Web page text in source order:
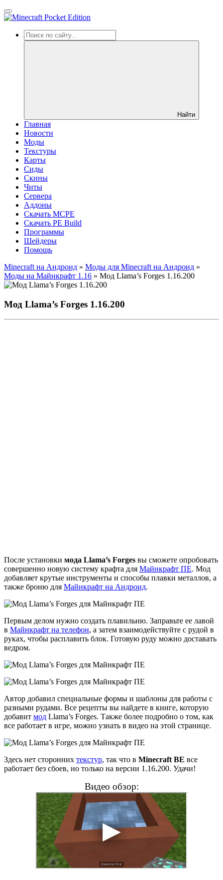
Найти
Главная
Новости
Моды
Текстуры
Карты
Сиды
Cкины
Читы
Сервера
Аддоны
Скачать MCPE
Скачать PE Build
Программы
Шейдеры
Помощь
Minecraft на Андроид » Моды для Minecraft на Андроид »
Моды на Майнкрафт 1.16 » Мод Llama’s Forges 1.16.200
Мод Llama’s Forges 1.16.200
После установки мода Llama’s Forges вы сможете опробовать
совершенно новую систему крафта для Майнкрафт ПЕ. Мод
добавляет крутые инструменты и способы плавки металлов, а
также броню для Майнкрафт на Андроид.
Первым делом нужно создать плавильню. Заправьте ее лавой
в Майнкрафт на телефон, а затем взаимодействуйте с рудой в
руках, чтобы расплавить блок. Готовую руду можно доставать
ведром.
Автор добавил специальные формы и шаблоны для работы с
разными рудами. Все рецепты вы найдете в книге, которую
добавит мод Llama’s Forges. Также более подробно о том, как
все работает в игре, можно узнать в видео на этой странице.
Здесь нет сторонних текстур, так что в Minecraft BE все
работает без сбоев, но только на версии 1.16.200. Удачи!
Видео обзор: